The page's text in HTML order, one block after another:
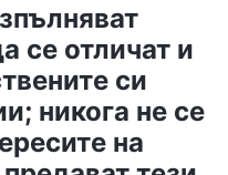
се отличат и
си
никога не се
на